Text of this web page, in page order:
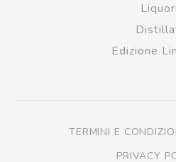
Liquori
Edizione
TERMINI E
PRIVACY